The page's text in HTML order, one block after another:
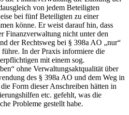
von jedem Beteiligten
bei fünf Beteiligten zu einer
könne. Er weist darauf hin, dass
Finanzverwaltung nicht unter den
der Rechtsweg bei § 398a AO „nur“
In der Praxis informiere die
mit einem sog.
ohne Verwaltungsaktqualität über
des § 398a AO und dem Weg in
Form dieser Anschreiben hätten in
etc. gefehlt, was die
Probleme gestellt habe.